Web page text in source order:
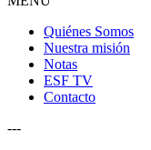
Quiénes Somos
Nuestra misión
Notas
ESF TV
Contacto
---